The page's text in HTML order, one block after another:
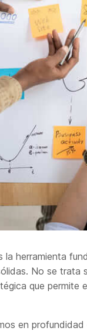
herramienta
No se trata
que permite
en